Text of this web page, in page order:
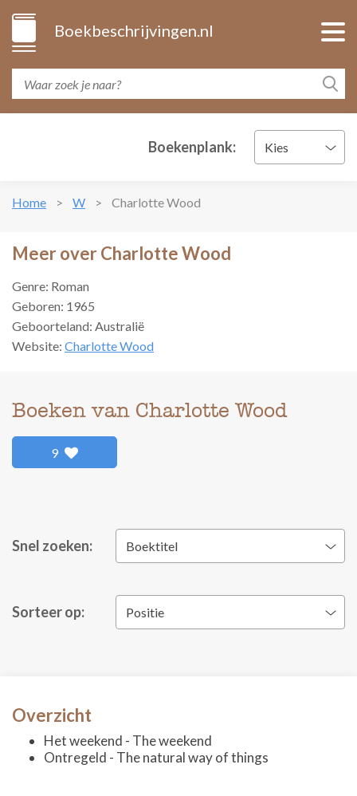
Boekbeschrijvingen.nl
Boekenplank: Kies
Home W Charlotte Wood
Meer over Charlotte Wood
Genre: Roman
Geboren: 1965
Geboorteland: Australië
Website: Charlotte Wood
Boeken van Charlotte Wood
9
Snel zoeken: Boektitel
Sorteer op: Positie
Overzicht
Het weekend - The weekend
Ontregeld - The natural way of things